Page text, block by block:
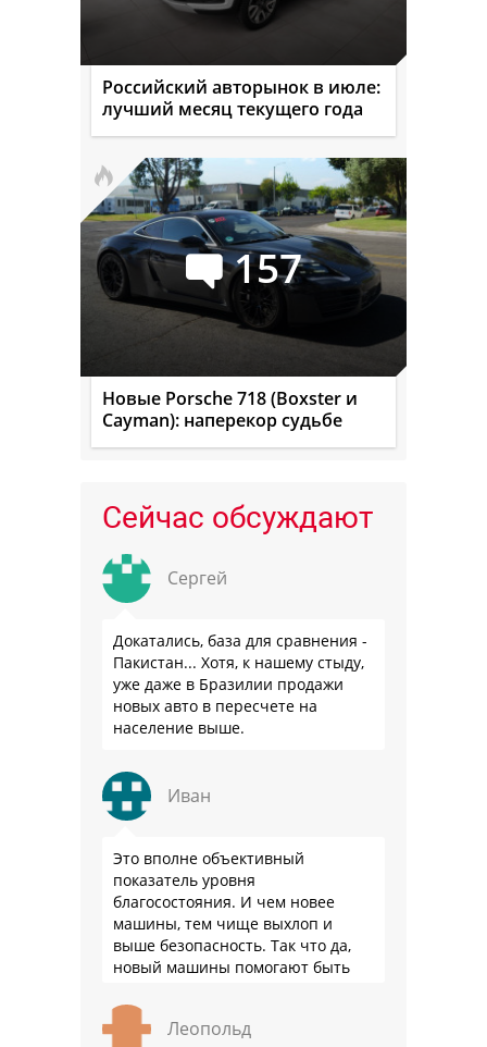
Российский авторынок в июле:
лучший месяц текущего года
157
Новые Porsche 718 (Boxster и
Cayman): наперекор судьбе
Сейчас обсуждают
Сергей
Докатались, база для сравнения -
Пакистан... Хотя, к нашему стыду,
уже даже в Бразилии продажи
новых авто в пересчете на
население выше.
Иван
Это вполне объективный
показатель уровня
благосостояния. И чем новее
машины, тем чище выхлоп и
выше безопасность. Так что да,
новый машины помогают быть
Леопольд